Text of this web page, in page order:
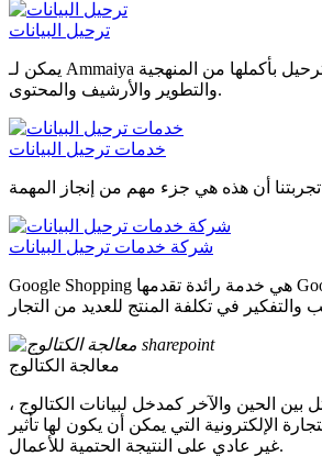
ترحيل البيانات
يمكن لـ Ammaiya التعامل مع عملية الترحيل بأكملها من المنهجية
والتطوير والأرشيف والمحتوى.
خدمات ترحيل البيانات
شركة خدمات ترحيل البيانات
Google Shopping هي خدمة رائدة تقدمها Google تتيح للعملاء البحث
معالجة الكتالوج
بين الحين والآخر كمدخل لبيانات الكتالوج ،
الإلكترونية التي يمكن أن يكون لها تأثير
غير عادي على النتيجة الحتمية للأعمال.